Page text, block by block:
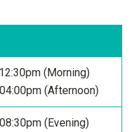
(Morning)
(Afternoon)
(Evening)